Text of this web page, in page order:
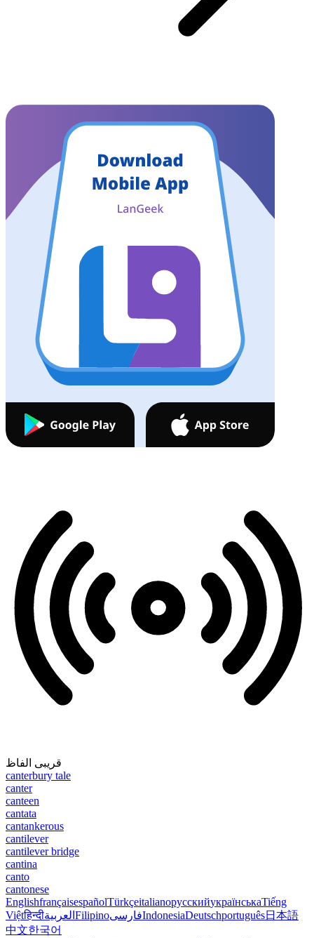
قریبی الفاظ
canterbury tale
canter
canteen
cantata
cantankerous
cantilever
cantilever bridge
cantina
canto
cantonese
EnglishfrançaisespañolTürkçeitalianoрусскийукраїнськаTiếng
Việtहिन्दीالعربية FilipinoفارسیIndonesiaDeutschportuguês日本語
中文한국어